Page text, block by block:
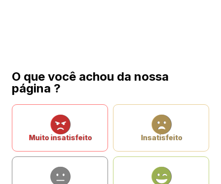
O que você achou da nossa
página ?
Muito insatisfeito Insatisfeito